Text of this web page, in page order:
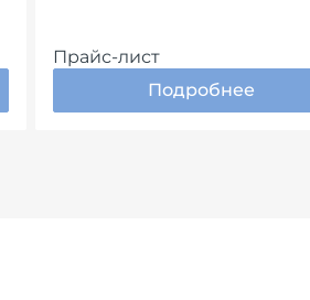
Прайс-лист
Подробнее